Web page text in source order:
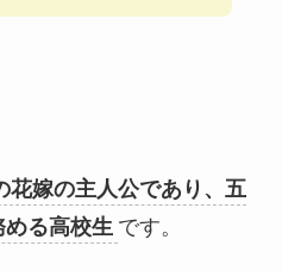
花嫁の主人公であり、五
る高校生 です。